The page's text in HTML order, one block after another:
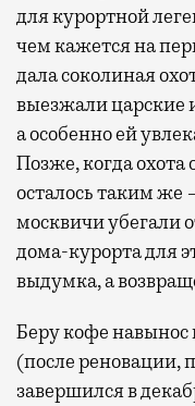
для курортной
чем кажется на
дала соколиная
выезжали царские
а особенно ей
Позже, когда охота
осталось таким
москвичи убегали
дома-курорта для
выдумка, а
Беру кофе навынос
(после реновации,
завершился в